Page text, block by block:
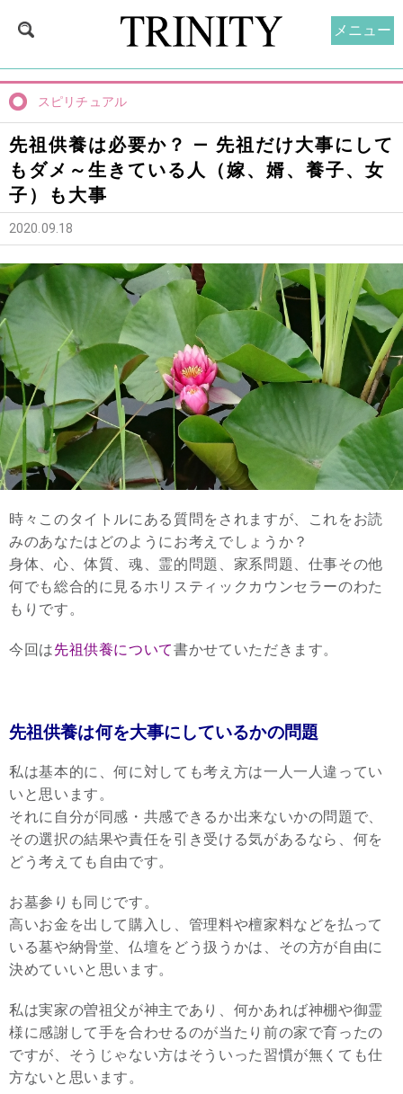
スピリチュアル
先祖供養は必要か？ — 先祖だけ大事にして
もダメ～生きている人（嫁、婿、養子、女
子）も大事
2020.09.18
時々このタイトルにある質問をされますが、これをお読
みのあなたはどのようにお考えでしょうか？
身体、心、体質、魂、霊的問題、家系問題、仕事その他
何でも総合的に見るホリスティックカウンセラーのわた
もりです。
今回は先祖供養について書かせていただきます。
先祖供養は何を大事にしているかの問題
私は基本的に、何に対しても考え方は一人一人違ってい
いと思います。
それに自分が同感・共感できるか出来ないかの問題で、
その選択の結果や責任を引き受ける気があるなら、何を
どう考えても自由です。
お墓参りも同じです。
高いお金を出して購入し、管理料や檀家料などを払って
いる墓や納骨堂、仏壇をどう扱うかは、その方が自由に
決めていいと思います。
私は実家の曽祖父が神主であり、何かあれば神棚や御霊
様に感謝して手を合わせるのが当たり前の家で育ったの
ですが、そうじゃない方はそういった習慣が無くても仕
方ないと思います。
メニュー